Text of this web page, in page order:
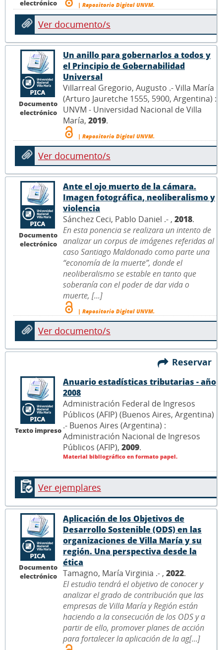
electrónico
| Repositorio Digital UNVM.
Ver documento/s
Documento
electrónico
Un anillo para gobernarlos a todos y
el Principio de Gobernabilidad
Universal
Villarreal Gregorio, Augusto .- Villa María
(Arturo Jauretche 1555, 5900, Argentina) :
UNVM - Universidad Nacional de Villa
María, 2019.
| Repositorio Digital UNVM.
Ver documento/s
Documento
electrónico
Ante el ojo muerto de la cámara.
Imagen fotográfica, neoliberalismo y
violencia
Sánchez Ceci, Pablo Daniel .- , 2018.
En esta ponencia se realizara un intento de
analizar un corpus de imágenes referidas al
caso Santiago Maldonado como parte una
“economía de la muerte”, donde el
neoliberalismo se estable en tanto que
soberanía con el poder de dar vida o
muerte, [...]
| Repositorio Digital UNVM.
Ver documento/s
Reservar
Texto impreso
Anuario estadísticas tributarias - año
2008
Administración Federal de Ingresos
Públicos (AFIP) (Buenos Aires, Argentina)
.- Buenos Aires (Argentina) :
Administración Nacional de Ingresos
Públicos (AFIP), 2009.
Material bibliográfico en formato papel.
Ver ejemplares
Documento
electrónico
Aplicación de los Objetivos de
Desarrollo Sostenible (ODS) en las
organizaciones de Villa María y su
región. Una perspectiva desde la
ética
Tamagno, María Virginia .- , 2022.
El estudio tendrá el objetivo de conocer y
analizar el grado de contribución que las
empresas de Villa María y Región están
haciendo a la consecución de los ODS y a
partir de ello, promover planes de acción
para fortalecer la aplicación de la ag[...]